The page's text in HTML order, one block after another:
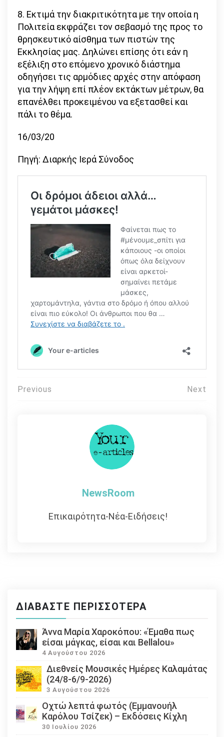
8. Εκτιμά την διακριτικότητα με την οποία η
Πολιτεία εκφράζει τον σεβασμό της προς το
θρησκευτικό αίσθημα των πιστών της
Εκκλησίας μας. Δηλώνει επίσης ότι εάν η
εξέλιξη στο επόμενο χρονικό διάστημα
οδηγήσει τις αρμόδιες αρχές στην απόφαση
για την λήψη επί πλέον εκτάκτων μέτρων, θα
επανέλθει προκειμένου να εξετασθεί και
πάλι το θέμα.
16/03/20
Πηγή: Διαρκής Ιερά Σύνοδος
Πλοήγηση
Previous Next
NewsRoom
Επικαιρότητα-Νέα-Ειδήσεις!
ΔΙΑΒΆΣΤΕ ΠΕΡΙΣΣΌΤΕΡΑ
Άννα Μαρία Χαροκόπου: «Έμαθα πως
είσαι μάγκας, είσαι και Bellalou»
4 Αυγούστου 2026
Διεθνείς Μουσικές Ημέρες Καλαμάτας
(24/8-6/9-2026)
3 Αυγούστου 2026
Οχτώ λεπτά φωτός (Εμμανουήλ
Καρόλου Τσίζεκ) – Εκδόσεις Κίχλη
30 Ιουλίου 2026